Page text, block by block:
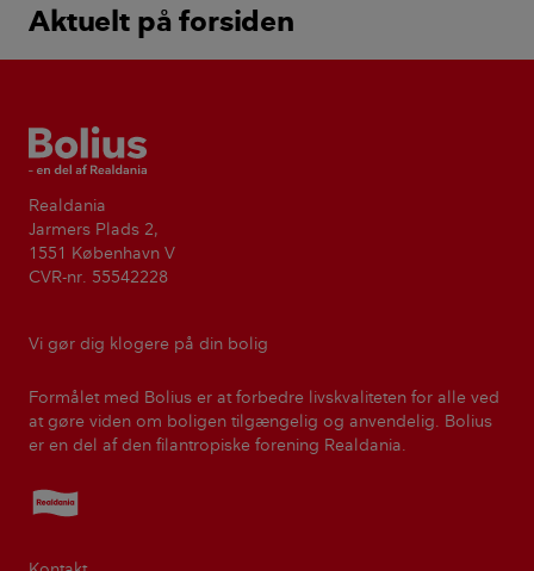
Aktuelt på forsiden
Bolius
Realdania
Jarmers Plads 2,
1551 København V
CVR-nr. 55542228
Vi gør dig klogere på din bolig
Formålet med Bolius er at forbedre livskvaliteten for alle ved
at gøre viden om boligen tilgængelig og anvendelig. Bolius
er en del af den filantropiske forening Realdania.
Realdania